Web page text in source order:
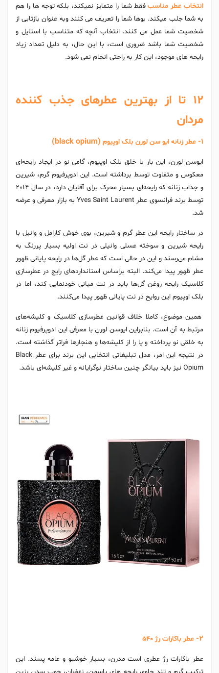
انتخاب عطر مناسبفقط شما را متمایز نمیکند، بلکه توجه ها را هم
به شما جلب میکند. بوها شما را تعریف می کنند وبه عنوان بازتابی از
شخصیت شما عمل می کنند. انتخاب آنچه که متناسب با استایل و
شخصیت شما باشد ضروری است، با این حال، به دلیل تعداد زیاد
رایحه های موجود، این کار به راحتی انجام نمی شود.
12 تا از بهترین عطرهای جذب کننده
مردان
1- عطر زنانه ایو سن لورن بلک اوپیوم (black opium)
ایوسن لورن، این بار با خلق بلک اوپیوم، گامی نو در ایجاد رایحه‌ای
معکوس و متفاوت توسط برداشته است. این ادوپرفیوم گرم، شیرین
و جذاب زنانه که رایحه‌ای بسیار محرک برای آقایان دارد، در سال 2014
توسط برند فرانسوی عطر Yves Saint Laurent به بازار معرفی و عرضه
شد.
در ساختار رایحه این عطر گرم و شیرین، بوی خوش کارامل و وانیل با
رایحه شیرین و سوخته عسلی وانیلی در نت اولیه بسیار پررنگ به
مشام می‌رسند و این در حالی است که عطر گل‌ها در رایحه پایانی ظهور
عطر ظهور پیدا می‌کند. البته براساس استانداردهای رایج در عطرسازی
کلاسیک رایحه روغن گل‌ها باید در نت میانی خودنمایی کند، اما در
بلک اوپیوم این روایح در نت پایانی ظهور پیدا می‌کنند.
همین موضوع، کاملا خلاف قوانین عطرسازی کلاسیک و کلیشه‌های
مرتبط به آن است. بنابراین ایوسن لورن با معرفی این ادوپرفیوم زنانه
به خلقی نو پرداخته و پا را از کلیشه‌ها و هنجارها فراتر گذاشته است.
در نتیجه این امر، مدل تبلیغاتی انتخابی این برند برای عطر Black
Opium نیز باید بیانگر چنین ساختار نوگرایانه و غیر کلیشه‌ای باشد.
2- عطر باکارات رژ 540
عطر باکارات رژ عطری است مدرن، بسیار خوشبو و عامه پسند. این